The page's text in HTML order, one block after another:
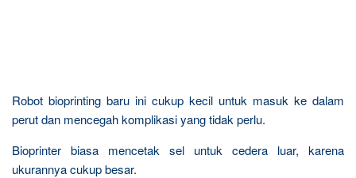
Robot bioprinting baru ini cukup kecil untuk masuk ke dalam
perut dan mencegah komplikasi yang tidak perlu.
Bioprinter biasa mencetak sel untuk cedera luar, karena
ukurannya cukup besar.